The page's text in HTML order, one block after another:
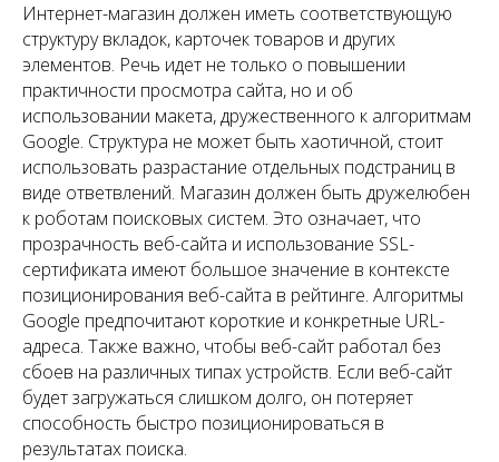
Интернет-магазин должен иметь соответствующую
структуру вкладок, карточек товаров и других
элементов. Речь идет не только о повышении
практичности просмотра сайта, но и об
использовании макета, дружественного к алгоритмам
Google. Структура не может быть хаотичной, стоит
использовать разрастание отдельных подстраниц в
виде ответвлений. Магазин должен быть дружелюбен
к роботам поисковых систем. Это означает, что
прозрачность веб-сайта и использование SSL-
сертификата имеют большое значение в контексте
позиционирования веб-сайта в рейтинге. Алгоритмы
Google предпочитают короткие и конкретные URL-
адреса. Также важно, чтобы веб-сайт работал без
сбоев на различных типах устройств. Если веб-сайт
будет загружаться слишком долго, он потеряет
способность быстро позиционироваться в
результатах поиска.